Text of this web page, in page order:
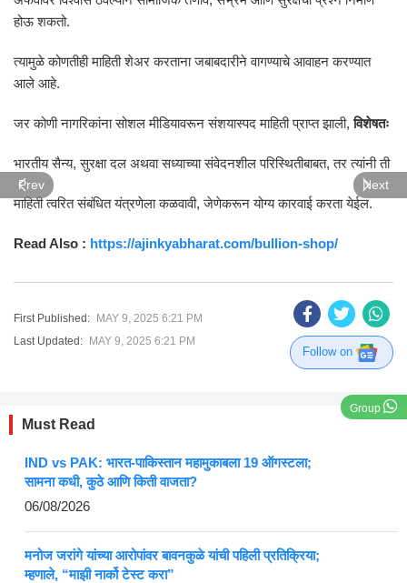
Group
होऊ शकतो.
त्यामुळे कोणतीही माहिती शेअर करताना जबाबदारीने वागण्याचे आवाहन करण्यात
आले आहे.
जर कोणी नागरिकांना सोशल मीडियावरून संशयास्पद माहिती प्राप्त झाली,विशेषतः
भारतीय सैन्य, सुरक्षा दल अथवा सध्याच्या संवेदनशील परिस्थितीबाबत, तर त्यांनी ती
माहिती त्वरित संबंधित यंत्रणेला कळवावी, जेणेकरून योग्य कारवाई करता येईल.
Read Also : https://ajinkyabharat.com/bullion-shop/
First Published: MAY 9, 2025 6:21 PM
Last Updated: MAY 9, 2025 6:21 PM
Follow on
Prev Next
Must Read
IND vs PAK: भारत-पाकिस्तान महामुकाबला 19 ऑगस्टला;
सामना कधी, कुठे आणि किती वाजता?
06/08/2026
मनोज जरांगे यांच्या आरोपांवर बावनकुळे यांची पहिली प्रतिक्रिया;
म्हणाले, “माझी नार्को टेस्ट करा”